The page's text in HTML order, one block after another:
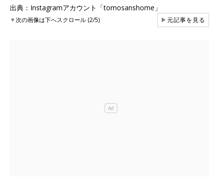
出典：Instagramアカウント「tomosanshome」
▼次の画像は下へスクロール (2/5) ▶元記事を見る